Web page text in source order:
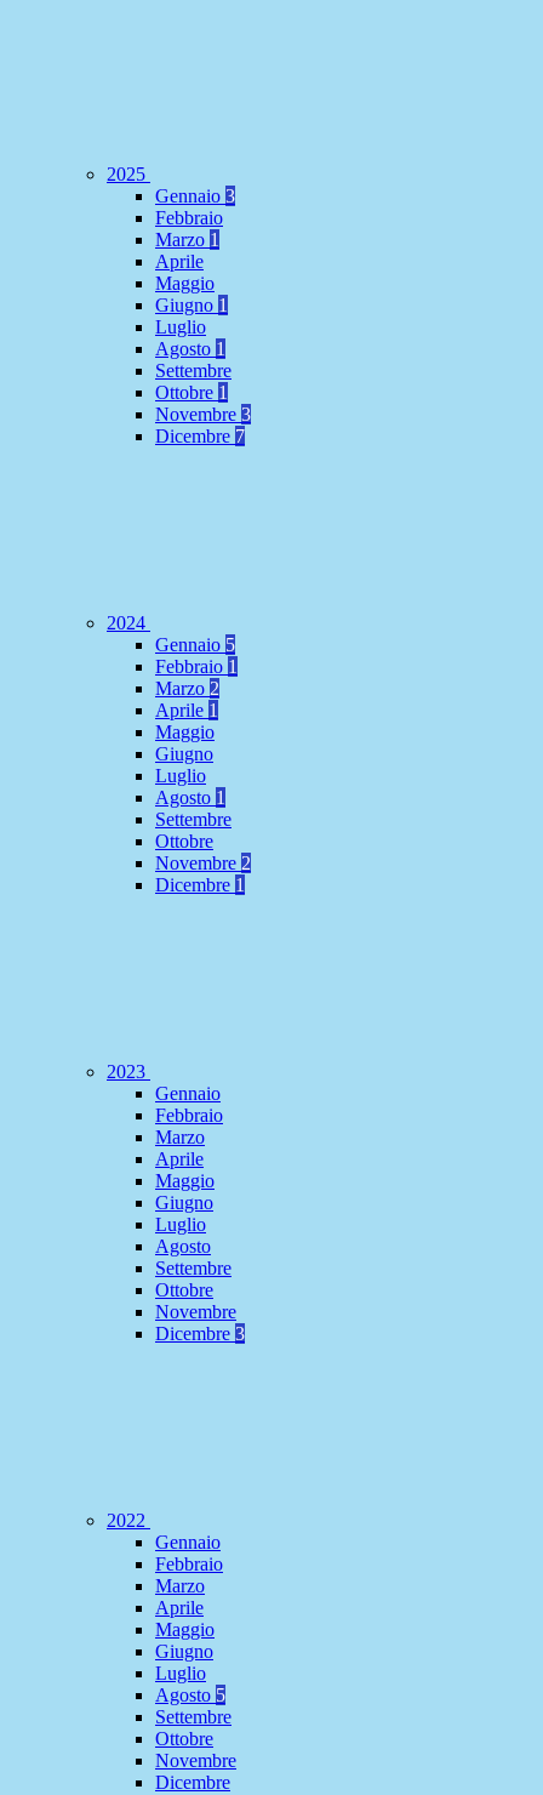
2025
Gennaio 3
Febbraio
Marzo 1
Aprile
Maggio
Giugno 1
Luglio
Agosto 1
Settembre
Ottobre 1
Novembre 3
Dicembre 7
2024
Gennaio 5
Febbraio 1
Marzo 2
Aprile 1
Maggio
Giugno
Luglio
Agosto 1
Settembre
Ottobre
Novembre 2
Dicembre 1
2023
Gennaio
Febbraio
Marzo
Aprile
Maggio
Giugno
Luglio
Agosto
Settembre
Ottobre
Novembre
Dicembre 3
2022
Gennaio
Febbraio
Marzo
Aprile
Maggio
Giugno
Luglio
Agosto 5
Settembre
Ottobre
Novembre
Dicembre